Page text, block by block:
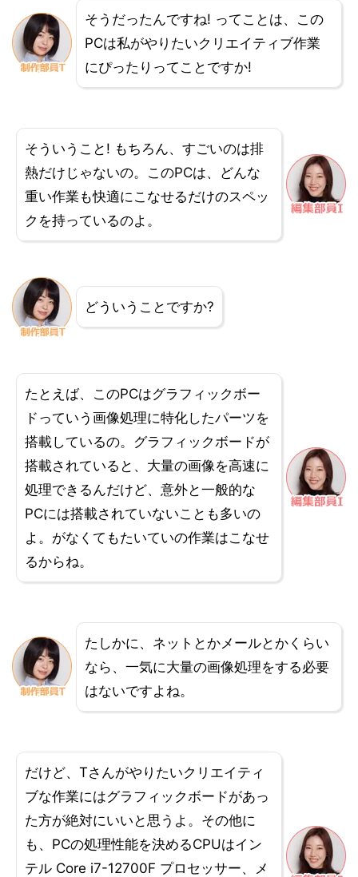
そうだったんですね! ってことは、この
PCは私がやりたいクリエイティブ作業
にぴったりってことですか!
そういうこと! もちろん、すごいのは排
熱だけじゃないの。このPCは、どんな
重い作業も快適にこなせるだけのスペッ
クを持っているのよ。
どういうことですか?
たとえば、このPCはグラフィックボー
ドっていう画像処理に特化したパーツを
搭載しているの。グラフィックボードが
搭載されていると、大量の画像を高速に
処理できるんだけど、意外と一般的な
PCには搭載されていないことも多いの
よ。がなくてもたいていの作業はこなせ
るからね。
たしかに、ネットとかメールとかくらい
なら、一気に大量の画像処理をする必要
はないですよね。
だけど、Tさんがやりたいクリエイティ
ブな作業にはグラフィックボードがあっ
た方が絶対にいいと思うよ。その他に
も、PCの処理性能を決めるCPUはイン
テル Core i7-12700F プロセッサー、メ